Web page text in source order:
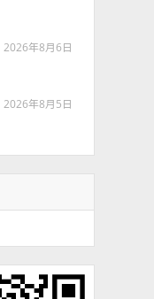
2026年8月6日
2026年8月5日